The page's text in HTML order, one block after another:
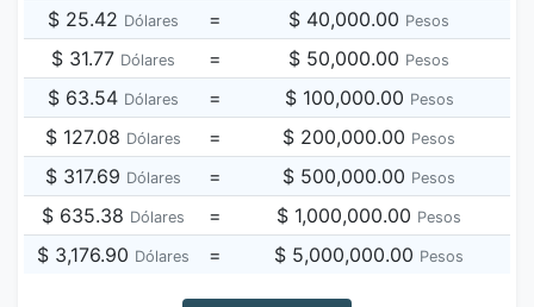
$ 25.42 Dólares = $ 40,000.00 Pesos
$ 31.77 Dólares = $ 50,000.00 Pesos
$ 63.54 Dólares = $ 100,000.00 Pesos
$ 127.08 Dólares = $ 200,000.00 Pesos
$ 317.69 Dólares = $ 500,000.00 Pesos
$ 635.38 Dólares = $ 1,000,000.00 Pesos
$ 3,176.90 Dólares = $ 5,000,000.00 Pesos